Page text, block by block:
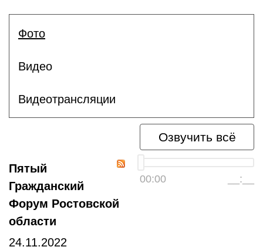
Фото
Видео
Видеотрансляции
Озвучить всё
00:00 __:__
Пятый
Гражданский
Форум Ростовской
области
24.11.2022